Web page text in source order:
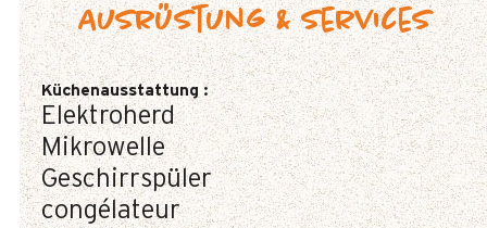
Ausrüstung & Services
Küchenausstattung :
Elektroherd
Mikrowelle
Geschirrspüler
congélateur